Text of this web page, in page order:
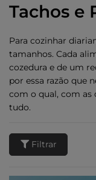
Tachos e
Para cozinhar
tamanhos. Cada
cozedura e de um
por essa razão que
com o qual, com as
tudo.
Filtrar